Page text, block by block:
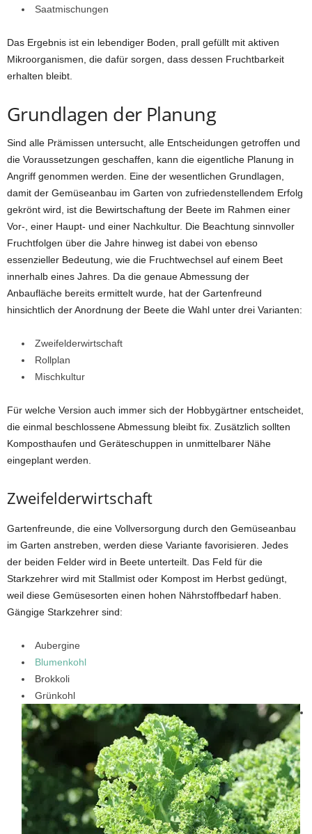
Saatmischungen
Das Ergebnis ist ein lebendiger Boden, prall gefüllt mit aktiven
Mikroorganismen, die dafür sorgen, dass dessen Fruchtbarkeit
erhalten bleibt.
Grundlagen der Planung
Sind alle Prämissen untersucht, alle Entscheidungen getroffen und
die Voraussetzungen geschaffen, kann die eigentliche Planung in
Angriff genommen werden. Eine der wesentlichen Grundlagen,
damit der Gemüseanbau im Garten von zufriedenstellendem Erfolg
gekrönt wird, ist die Bewirtschaftung der Beete im Rahmen einer
Vor-, einer Haupt- und einer Nachkultur. Die Beachtung sinnvoller
Fruchtfolgen über die Jahre hinweg ist dabei von ebenso
essenzieller Bedeutung, wie die Fruchtwechsel auf einem Beet
innerhalb eines Jahres. Da die genaue Abmessung der
Anbaufläche bereits ermittelt wurde, hat der Gartenfreund
hinsichtlich der Anordnung der Beete die Wahl unter drei Varianten:
Zweifelderwirtschaft
Rollplan
Mischkultur
Für welche Version auch immer sich der Hobbygärtner entscheidet,
die einmal beschlossene Abmessung bleibt fix. Zusätzlich sollten
Komposthaufen und Geräteschuppen in unmittelbarer Nähe
eingeplant werden.
Zweifelderwirtschaft
Gartenfreunde, die eine Vollversorgung durch den Gemüseanbau
im Garten anstreben, werden diese Variante favorisieren. Jedes
der beiden Felder wird in Beete unterteilt. Das Feld für die
Starkzehrer wird mit Stallmist oder Kompost im Herbst gedüngt,
weil diese Gemüsesorten einen hohen Nährstoffbedarf haben.
Gängige Starkzehrer sind:
Aubergine
Blumenkohl
Brokkoli
Grünkohl